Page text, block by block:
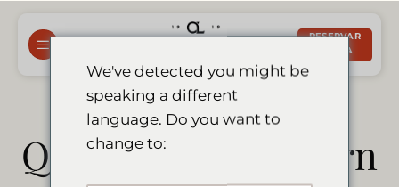
para
conteúdo
RESERVAR
AGORA
Quartos Camelthorn
We've detected you might be
speaking a different
language. Do you want to
change to: